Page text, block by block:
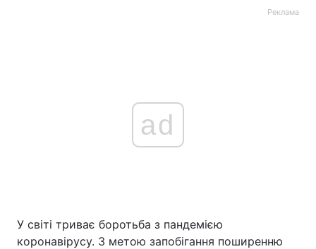
Реклама
ad
У світі триває боротьба з пандемією
коронавірусу. З метою запобігання поширенню